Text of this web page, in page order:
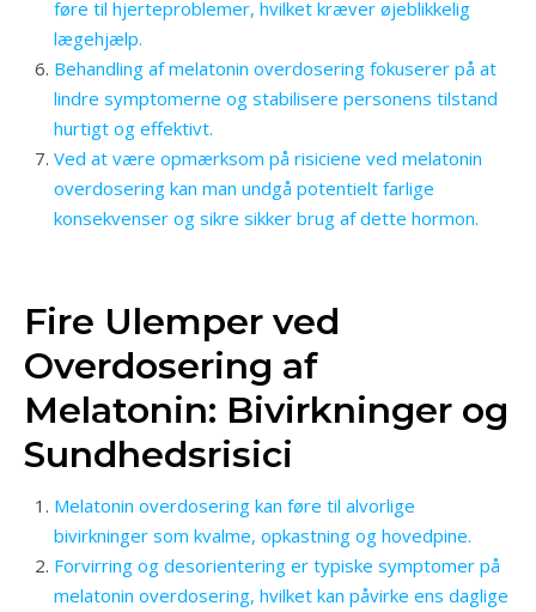
føre til hjerteproblemer, hvilket kræver øjeblikkelig
lægehjælp.
Behandling af melatonin overdosering fokuserer på at
lindre symptomerne og stabilisere personens tilstand
hurtigt og effektivt.
Ved at være opmærksom på risiciene ved melatonin
overdosering kan man undgå potentielt farlige
konsekvenser og sikre sikker brug af dette hormon.
Fire Ulemper ved
Overdosering af
Melatonin: Bivirkninger og
Sundhedsrisici
Melatonin overdosering kan føre til alvorlige
bivirkninger som kvalme, opkastning og hovedpine.
Forvirring og desorientering er typiske symptomer på
melatonin overdosering, hvilket kan påvirke ens daglige